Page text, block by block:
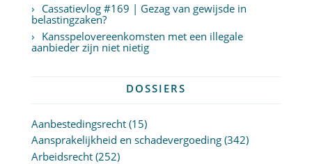
Cassatievlog #169 | Gezag van gewijsde in
belastingzaken?
Kansspelovereenkomsten met een illegale
aanbieder zijn niet nietig
DOSSIERS
Aanbestedingsrecht(15)
Aansprakelijkheid en schadevergoeding(342)
Arbeidsrecht(252)